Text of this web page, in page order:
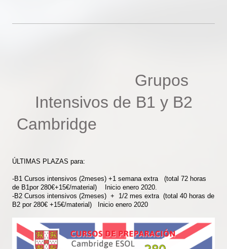
Grupos
Intensivos de B1 y B2
Cambridge
ÚLTIMAS PLAZAS para:
-B1 Cursos intensivos (2meses) +1 semana extra (total 72 horas
de B1por 280€+15€/material) Inicio enero 2020.
-B2 Cursos intensivos (2meses) + 1/2 mes extra (total 40 horas de
B2 por 280€ +15€/material) Inicio enero 2020